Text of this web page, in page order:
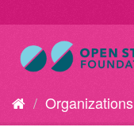
Organizations